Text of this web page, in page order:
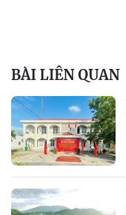
BÀI LIÊN QUAN